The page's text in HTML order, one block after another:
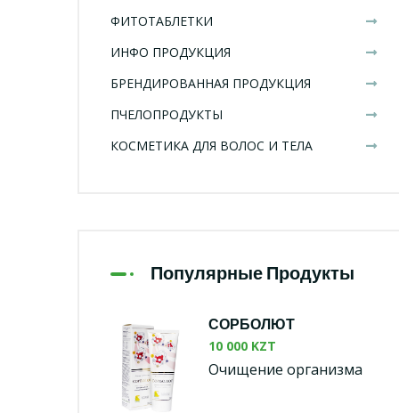
ФИТОТАБЛЕТКИ
ИНФО ПРОДУКЦИЯ
БРЕНДИРОВАННАЯ ПРОДУКЦИЯ
ПЧЕЛОПРОДУКТЫ
КОСМЕТИКА ДЛЯ ВОЛОС И ТЕЛА
Популярные Продукты
СОРБОЛЮТ
10 000 KZT
Очищение организма